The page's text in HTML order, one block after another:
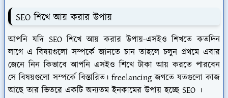
SEO শিখে আয় করার উপায়
আপনি যদি SEO শিখে আয় করার উপায়-এসইও শিখতে কতদিন
লাগে এ বিষয়গুলো সম্পর্কে জানতে চান তাহলে চলুন প্রথমে এবার
জেনে নিন কিভাবে আপনি এসইও শিখে টাকা আয় করতে পারবেন
সে বিষয়গুলো সম্পর্কে বিস্তারিত। freelancing জগতে যতগুলো কাজ
আছে তার ভিতরে একটি অন্যতম ইনকামের উপায় হচ্ছে SEO ।